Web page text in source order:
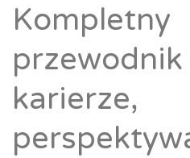
Kompletny
przewodnik
karierze,